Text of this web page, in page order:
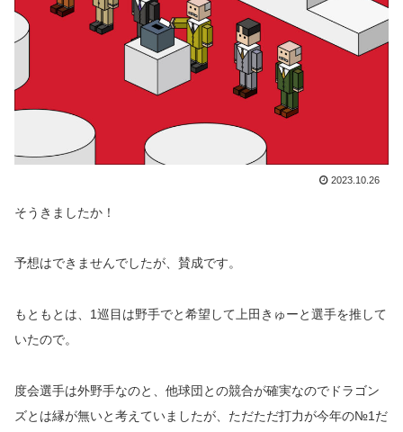
2023.10.26
そうきましたか！
予想はできませんでしたが、賛成です。
もともとは、1巡目は野手でと希望して上田きゅーと選手を推して
いたので。
度会選手は外野手なのと、他球団との競合が確実なのでドラゴン
ズとは縁が無いと考えていましたが、ただただ打力が今年の№1だ